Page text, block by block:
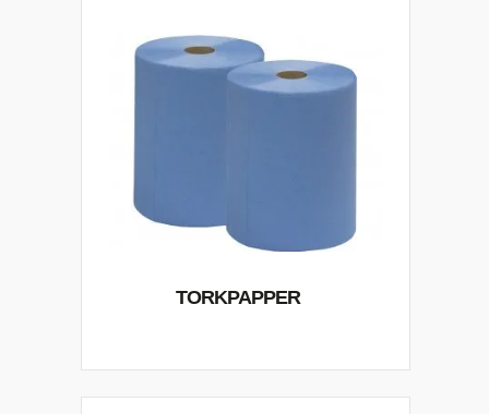
TORKPAPPER